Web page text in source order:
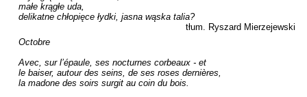
małe krągłe uda,
delikatne chłopięce łydki, jasna wąska talia?
tłum. Ryszard Mierzejewski
Octobre
Avec, sur l’épaule, ses nocturnes corbeaux - et
le baiser, autour des seins, de ses roses dernières,
la madone des soirs surgit au coin du bois.